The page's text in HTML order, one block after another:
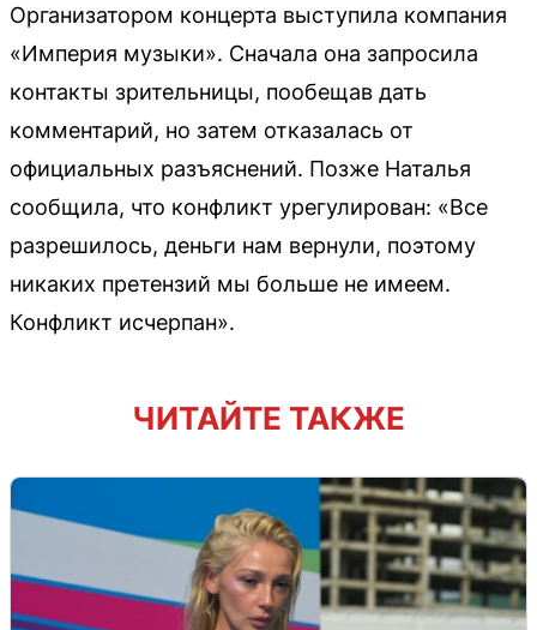
Организатором концерта выступила компания
«Империя музыки». Сначала она запросила
контакты зрительницы, пообещав дать
комментарий, но затем отказалась от
официальных разъяснений. Позже Наталья
сообщила, что конфликт урегулирован: «Все
разрешилось, деньги нам вернули, поэтому
никаких претензий мы больше не имеем.
Конфликт исчерпан».
ЧИТАЙТЕ ТАКЖЕ